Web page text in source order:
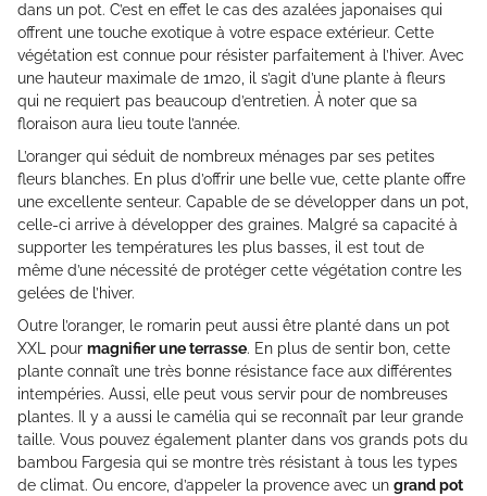
dans un pot. C’est en effet le cas des azalées japonaises qui
offrent une touche exotique à votre espace extérieur. Cette
végétation est connue pour résister parfaitement à l’hiver. Avec
une hauteur maximale de 1m20, il s’agit d’une plante à fleurs
qui ne requiert pas beaucoup d’entretien. À noter que sa
floraison aura lieu toute l’année.
L’oranger qui séduit de nombreux ménages par ses petites
fleurs blanches. En plus d’offrir une belle vue, cette plante offre
une excellente senteur. Capable de se développer dans un pot,
celle-ci arrive à développer des graines. Malgré sa capacité à
supporter les températures les plus basses, il est tout de
même d’une nécessité de protéger cette végétation contre les
gelées de l’hiver.
Outre l’oranger, le romarin peut aussi être planté dans un pot
XXL pour magnifier une terrasse. En plus de sentir bon, cette
plante connaît une très bonne résistance face aux différentes
intempéries. Aussi, elle peut vous servir pour de nombreuses
plantes. Il y a aussi le camélia qui se reconnaît par leur grande
taille. Vous pouvez également planter dans vos grands pots du
bambou Fargesia qui se montre très résistant à tous les types
de climat. Ou encore, d’appeler la provence avec un grand pot